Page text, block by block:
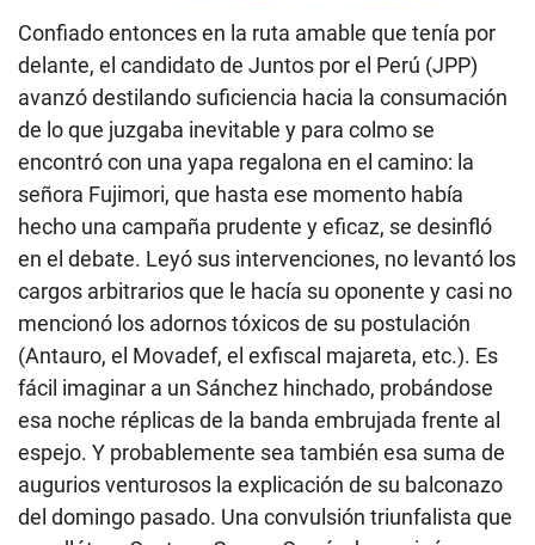
Confiado entonces en la ruta amable que tenía por
delante, el candidato de Juntos por el Perú (JPP)
avanzó destilando suficiencia hacia la consumación
de lo que juzgaba inevitable y para colmo se
encontró con una yapa regalona en el camino: la
señora Fujimori, que hasta ese momento había
hecho una campaña prudente y eficaz, se desinfló
en el debate. Leyó sus intervenciones, no levantó los
cargos arbitrarios que le hacía su oponente y casi no
mencionó los adornos tóxicos de su postulación
(Antauro, el Movadef, el exfiscal majareta, etc.). Es
fácil imaginar a un Sánchez hinchado, probándose
esa noche réplicas de la banda embrujada frente al
espejo. Y probablemente sea también esa suma de
augurios venturosos la explicación de su balconazo
del domingo pasado. Una convulsión triunfalista que